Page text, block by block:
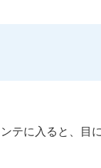
テに入ると、目